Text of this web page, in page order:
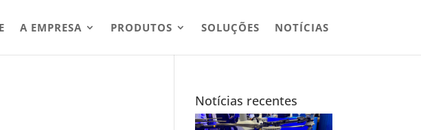
A EMPRESA PRODUTOS SOLUÇÕES NOTÍCIAS
Notícias recentes